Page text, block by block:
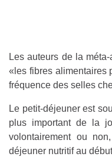
Les auteurs de la
«les fibres alimentaires
fréquence des selles
Le petit-déjeuner est
plus important de la
volontairement ou
déjeuner nutritif au